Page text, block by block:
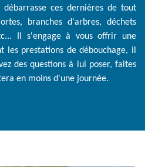
ces dernières de tout
branches d'arbres, déchets
Il s'engage à vous offrir une
les prestations de débouchage, il
des questions à lui poser, faites
en moins d'une journée.